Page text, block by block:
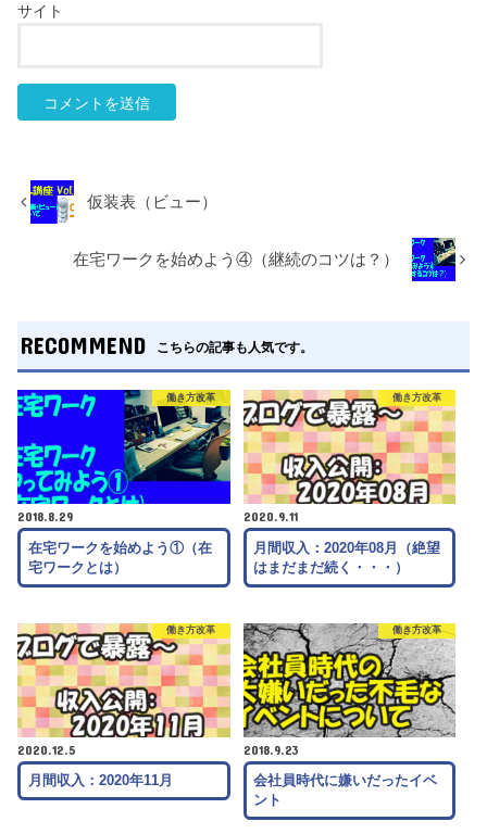
サイト
仮装表（ビュー）
在宅ワークを始めよう④（継続のコツは？）
RECOMMEND こちらの記事も人気です。
働き方改革
2018.8.29
在宅ワークを始めよう①（在
宅ワークとは）
働き方改革
2020.9.11
月間収入：2020年08月（絶望
はまだまだ続く・・・）
働き方改革
2020.12.5
月間収入：2020年11月
働き方改革
2018.9.23
会社員時代に嫌いだったイベ
ント